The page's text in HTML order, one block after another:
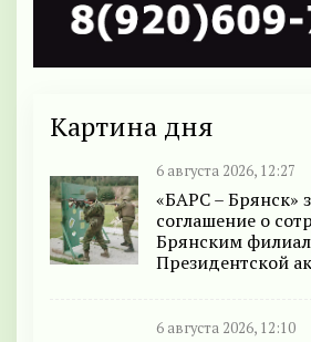
Картина дня
6 августа 2026, 12:27
«БАРС – Брянск»
соглашение о
Брянским
Президентской
6 августа 2026, 12:10